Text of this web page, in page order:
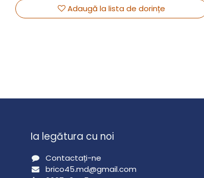
Adaugă la lista de dorințe
Ia legătura cu noi
Contactați-ne
brico45.md@gmail.com